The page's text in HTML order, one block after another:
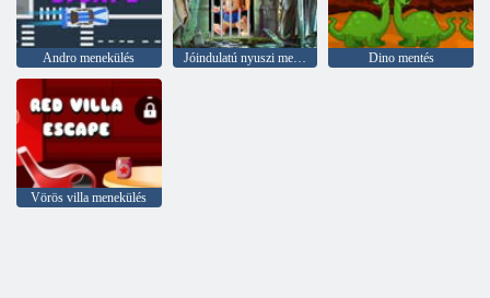
Andro menekülés Jóindulatú nyuszi menekülés Dino mentés
Vörös villa menekülés